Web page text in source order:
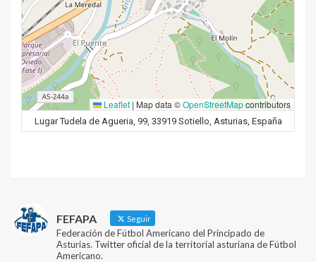
Leaflet | Map data ©OpenStreetMapcontributors
Lugar Tudela de Agueria, 99, 33919 Sotiello, Asturias, España
FEFAPA Seguir
Federación de Fútbol Americano del Principado de
Asturias. Twitter oficial de la territorial asturiana de Fútbol
Americano.